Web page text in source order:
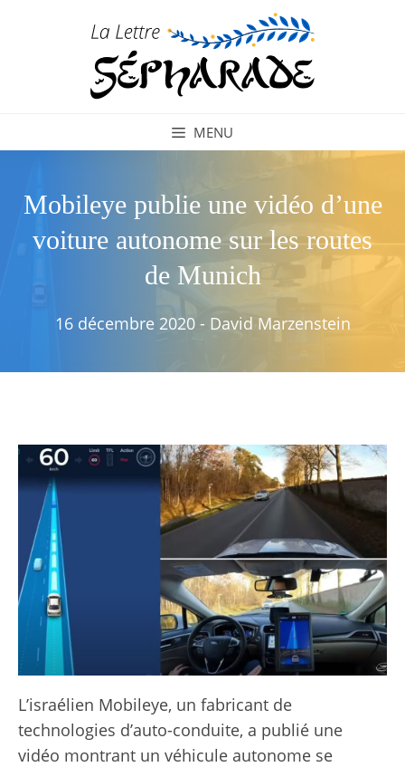
MENU
Mobileye publie une vidéo d’une
voiture autonome sur les routes
de Munich
16 décembre 2020 - David Marzenstein
L’israélien Mobileye, un fabricant de
technologies d’auto-conduite, a publié une
vidéo montrant un véhicule autonome se